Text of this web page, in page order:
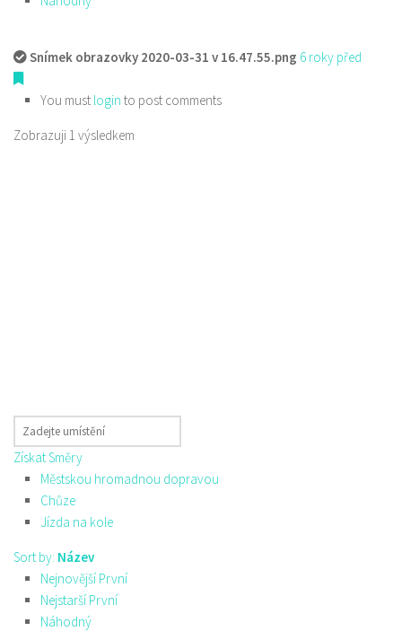
Snímek obrazovky 2020-03-31 v 16.47.55.png 6 roky před
You must login to post comments
Zobrazuji 1 výsledkem
Získat Směry
Městskou hromadnou dopravou
Chůze
Jízda na kole
Sort by: Název
Nejnovější První
Nejstarší První
Náhodný